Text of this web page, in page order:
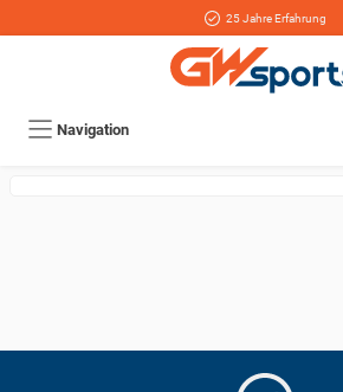
25 Jahre Erfahrung
Navigation